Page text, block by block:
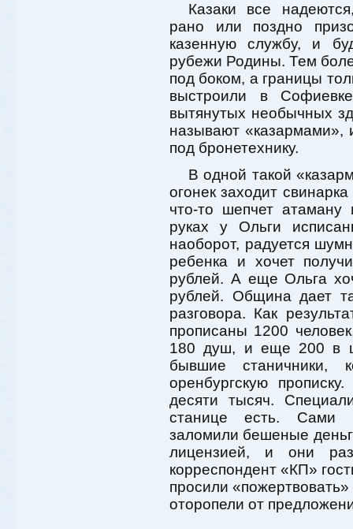
Казаки все
рано или поздно
казенную службу, и
рубежи Родины. Тем
под боком, а границы
выстроили в
вытянутых необычных
называют «казармами»,
под бронетехнику.
В одной такой
огонек заходит
что-то шепчет атаману
руках у Ольги
наоборот, радуется
ребенка и хочет
рублей. А еще Ольга
рублей. Община дает
разговора. Как
прописаны 1200
180 душ, и еще 200 в
бывшие станичники,
оренбургскую
десяти тысяч.
станице есть. Сами
заломили бешеные
лицензией, и они
корреспондент «КП»
просили
оторопели от